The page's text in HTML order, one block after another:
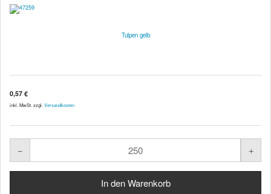
Tulpen gelb
0,57 €
inkl. MwSt. zzgl. Versandkosten